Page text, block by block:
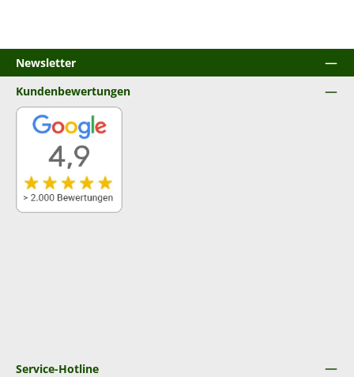
Newsletter
Service-Hotline
Kundenbewertungen